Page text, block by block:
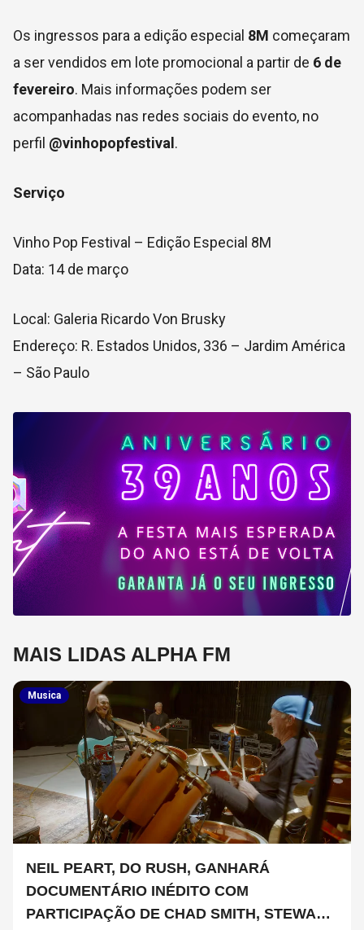
Os ingressos para a edição especial 8M começaram
a ser vendidos em lote promocional a partir de 6 de
fevereiro. Mais informações podem ser
acompanhadas nas redes sociais do evento, no
perfil @vinhopopfestival.
Serviço
Vinho Pop Festival – Edição Especial 8M
Data: 14 de março
Local: Galeria Ricardo Von Brusky
Endereço: R. Estados Unidos, 336 – Jardim América
– São Paulo
MAIS LIDAS ALPHA FM
Musica
NEIL PEART, DO RUSH, GANHARÁ
DOCUMENTÁRIO INÉDITO COM
PARTICIPAÇÃO DE CHAD SMITH, STEWART